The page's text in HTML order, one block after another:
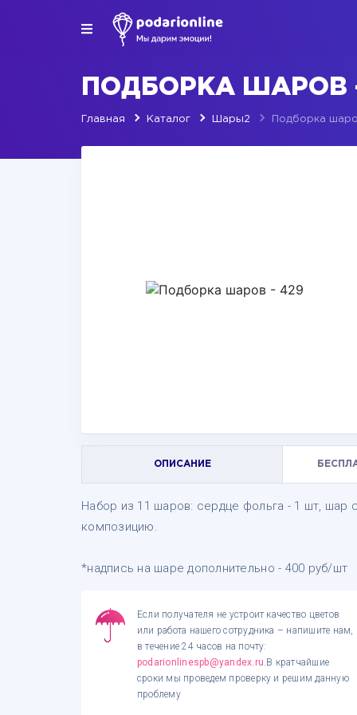
ПОДБОРКА ШАРОВ
Главная Каталог Шары2 Подборка
ОПИСАНИЕ
Набор из 11 шаров: сердце фольга - 1 шт, шар
композицию.
*надпись на шаре дополнительно - 400 руб/шт
Если получателя не устроит качество цветов
или работа нашего сотрудника – напишите нам,
в течение 24 часов на почту:
podarionlinespb@yandex.ru.В кратчайшие
сроки мы проведем проверку и решим данную
проблему